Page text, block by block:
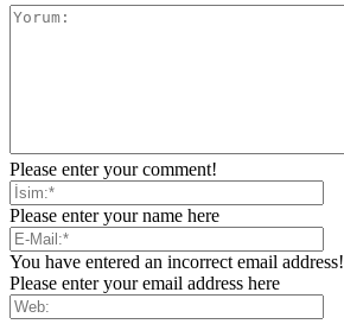
Please enter your comment!
Please enter your name here
You have entered an incorrect email address!
Please enter your email address here